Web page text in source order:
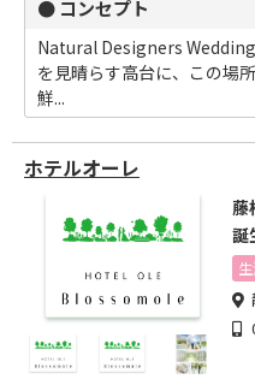
● コンセプト
Natural Designers
を見晴らす高台に、この場
鮮...
ホテルオーレ
藤
誕
切